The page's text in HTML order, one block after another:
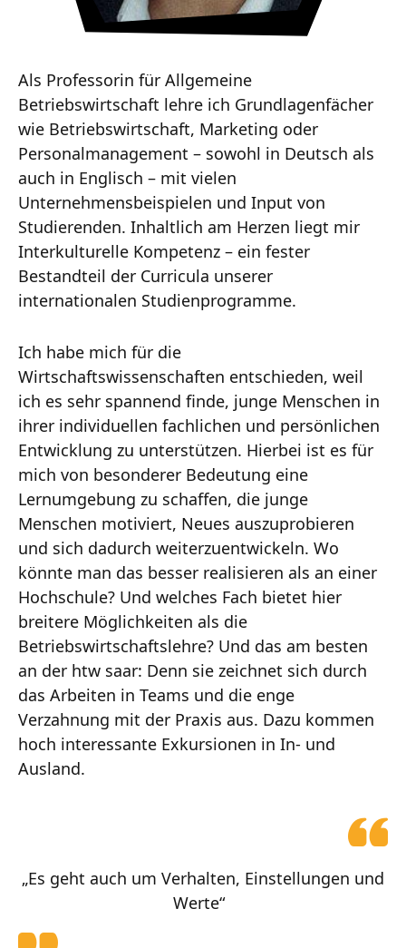
Als Professorin für Allgemeine
Betriebswirtschaft lehre ich Grundlagenfächer
wie Betriebswirtschaft, Marketing oder
Personalmanagement – sowohl in Deutsch als
auch in Englisch – mit vielen
Unternehmensbeispielen und Input von
Studierenden. Inhaltlich am Herzen liegt mir
Interkulturelle Kompetenz – ein fester
Bestandteil der Curricula unserer
internationalen Studienprogramme.
Ich habe mich für die
Wirtschaftswissenschaften entschieden, weil
ich es sehr spannend finde, junge Menschen in
ihrer individuellen fachlichen und persönlichen
Entwicklung zu unterstützen. Hierbei ist es für
mich von besonderer Bedeutung eine
Lernumgebung zu schaffen, die junge
Menschen motiviert, Neues auszuprobieren
und sich dadurch weiterzuentwickeln. Wo
könnte man das besser realisieren als an einer
Hochschule? Und welches Fach bietet hier
breitere Möglichkeiten als die
Betriebswirtschaftslehre? Und das am besten
an der htw saar: Denn sie zeichnet sich durch
das Arbeiten in Teams und die enge
Verzahnung mit der Praxis aus. Dazu kommen
hoch interessante Exkursionen in In- und
Ausland.
„Es geht auch um Verhalten, Einstellungen und
Werte“